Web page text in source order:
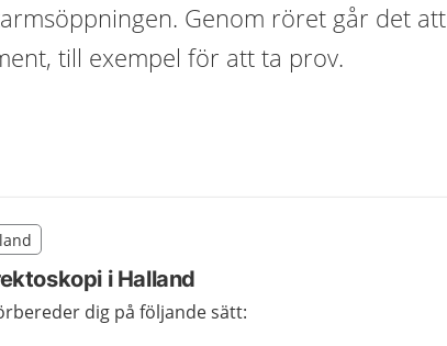
Genom röret går det att
till exempel för att ta prov.
Halland
i Halland
dig på följande sätt:
från region Halland